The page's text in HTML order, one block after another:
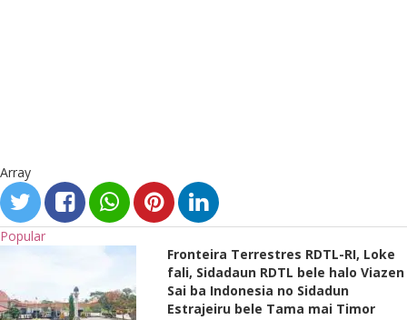
Array
Popular
Fronteira Terrestres RDTL-RI, Loke
fali, Sidadaun RDTL bele halo Viazen
Sai ba Indonesia no Sidadun
Estrajeiru bele Tama mai Timor